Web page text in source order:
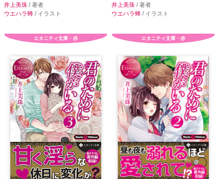
井上美珠 / 著者
ウエハラ蜂 / イラスト
井上美珠 / 著者
ウエハラ蜂 / イラスト
エタニティ文庫・赤 エタニティ文庫・赤